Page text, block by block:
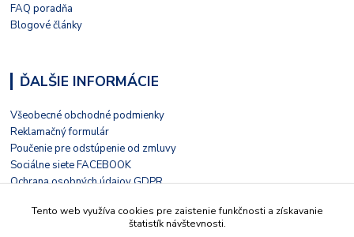
FAQ poradňa
Blogové články
ĎALŠIE INFORMÁCIE
Všeobecné obchodné podmienky
Reklamačný formulár
Poučenie pre odstúpenie od zmluvy
Sociálne siete FACEBOOK
Ochrana osobných údajov GDPR
Kontaktný formulár
Tento web využíva cookies pre zaistenie funkčnosti a získavanie
štatistík návštevnosti.